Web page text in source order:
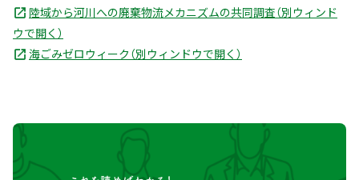
陸域から河川への廃棄物流メカニズムの共同調査（別ウィンド
ウで開く）
海ごみゼロウィーク（別ウィンドウで開く）